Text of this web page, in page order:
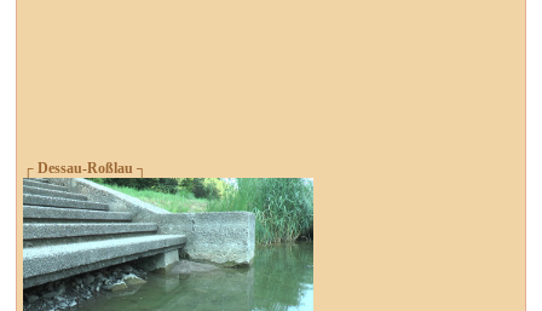
┌ Dessau-Roßlau ┐